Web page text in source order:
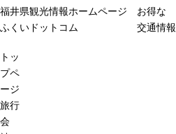
福井県観光情報ホームページ
ふくいドットコム
お得な
交通情報
トッ
プペ
ージ
旅行
会